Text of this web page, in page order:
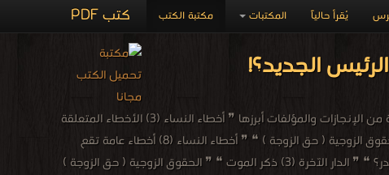
كتب PDF مكتبة الكتب المكتبات يُقرأ حالياً
الجديد؟!
ندا أبو أحمد - ندا أبو أحمد عالم وخطيب وله العديد من المؤلفات والمقالات ❰ له مجموعة من الإنجازات والمؤلفات أبرزها ❞ أخطاء النساء (3) الأخطاء المتعلقة
بالخطبة والزواج ومعاشرة الأزواج ❝ ❞ الحقوق الزوجية ( حق الزوج ) ❝ ❞ حقوق الجار ❝ ❞ الحقوق الزوجية ( حق الزوجة ) ❝ ❞ أخطاء النساء (8) أخطاء عامة تقع
فيها النساء ❝ ❞ الدار الآخرة (9) أول ليلة في القبر، وأهوال القبور ❝ ❞ ماذا تعرف عن ليلة القدر؟ ❝ ❞ الدار الآخرة (3) ذكر الموت ❝ ❞ الحقوق الزوجية ( حق الزوجة )